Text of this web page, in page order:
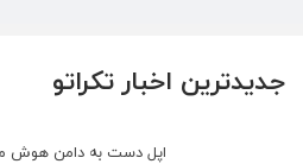
جدیدترین اخبار تکراتو
اپل دست به دامن هوش